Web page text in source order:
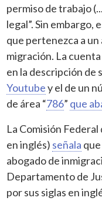
permiso de trabajo
legal”. Sin embargo,
que pertenezca a
migración. La
en la descripción de
Youtubey el de un
de área “786” que
La Comisión
en inglés) señala
abogado de
Departamento de
por sus siglas en